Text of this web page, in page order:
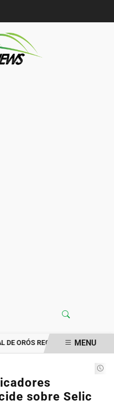
REGISTRA MENU
sobre Selic